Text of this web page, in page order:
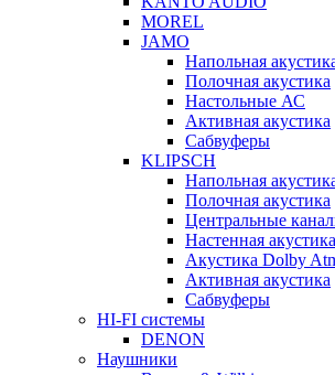
MOREL
JAMO
Напольная
Полочная акустика
Настольные АС
Активная акустика
Сабвуферы
KLIPSCH
Напольная
Полочная акустика
Центральные
Настенная акустика
Акустика Dolby
Активная акустика
Сабвуферы
HI-FI системы
DENON
Наушники